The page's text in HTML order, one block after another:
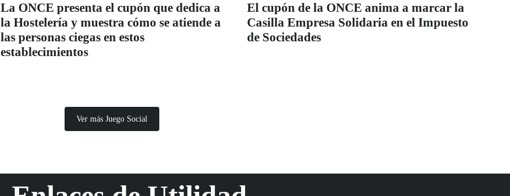
La ONCE presenta el cupón que dedica a
la Hostelería y muestra cómo se atiende a
las personas ciegas en estos
establecimientos
El cupón de la ONCE anima a marcar la
Casilla Empresa Solidaria en el Impuesto
de Sociedades
Ver más Juego Social